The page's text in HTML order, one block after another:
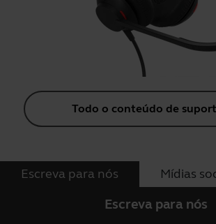
Todo o conteúdo de
Escreva para nós Mídias
Escreva para nós